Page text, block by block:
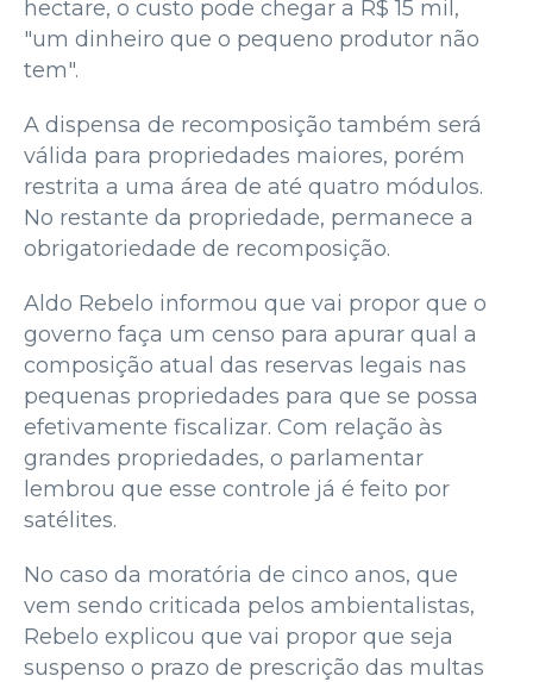
hectare, o custo pode chegar a R$ 15 mil,
"um dinheiro que o pequeno produtor não
tem".
A dispensa de recomposição também será
válida para propriedades maiores, porém
restrita a uma área de até quatro módulos.
No restante da propriedade, permanece a
obrigatoriedade de recomposição.
Aldo Rebelo informou que vai propor que o
governo faça um censo para apurar qual a
composição atual das reservas legais nas
pequenas propriedades para que se possa
efetivamente fiscalizar. Com relação às
grandes propriedades, o parlamentar
lembrou que esse controle já é feito por
satélites.
No caso da moratória de cinco anos, que
vem sendo criticada pelos ambientalistas,
Rebelo explicou que vai propor que seja
suspenso o prazo de prescrição das multas